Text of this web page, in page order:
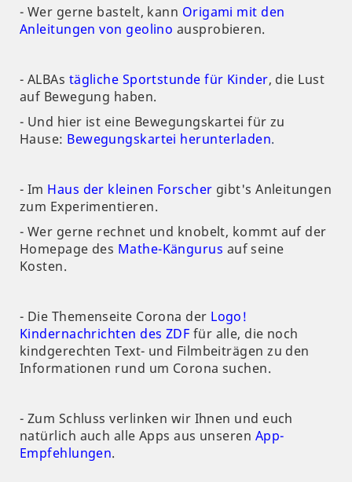
- Wer gerne bastelt, kann Origami mit den
Anleitungen von geolino ausprobieren.
- ALBAs tägliche Sportstunde für Kinder, die Lust
auf Bewegung haben.
- Und hier ist eine Bewegungskartei für zu
Hause: Bewegungskartei herunterladen.
- Im Haus der kleinen Forscher gibt's Anleitungen
zum Experimentieren.
- Wer gerne rechnet und knobelt, kommt auf der
Homepage des Mathe-Kängurus auf seine
Kosten.
- Die Themenseite Corona der Logo!
Kindernachrichten des ZDF für alle, die noch
kindgerechten Text- und Filmbeiträgen zu den
Informationen rund um Corona suchen.
- Zum Schluss verlinken wir Ihnen und euch
natürlich auch alle Apps aus unseren App-
Empfehlungen.